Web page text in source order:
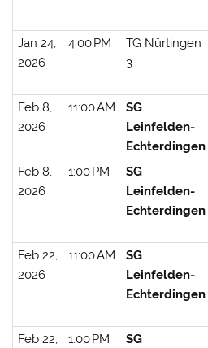
Jan 24,
2026
4:00 PM
TG Nürtingen
3
Feb 8,
2026
11:00 AM
SG
Leinfelden-
Echterdingen
Feb 8,
2026
1:00 PM
SG
Leinfelden-
Echterdingen
Feb 22,
2026
11:00 AM
SG
Leinfelden-
Echterdingen
Feb 22,
1:00 PM
SG